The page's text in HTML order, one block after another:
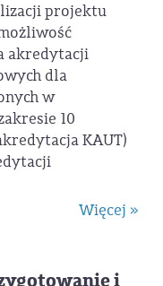
projektu
akredytacji
dla
w
10
KAUT)
Więcej »
i